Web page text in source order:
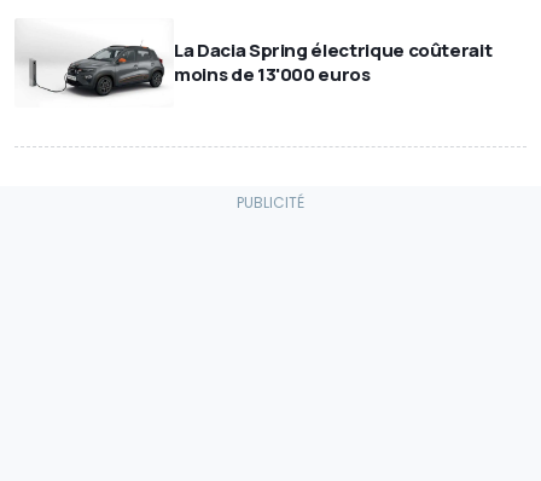
La Dacia Spring électrique coûterait
moins de 13'000 euros